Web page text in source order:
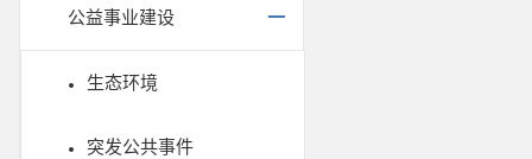
公益事业建设
生态环境
突发公共事件